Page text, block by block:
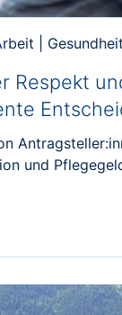
Gesundheit
Respekt
und